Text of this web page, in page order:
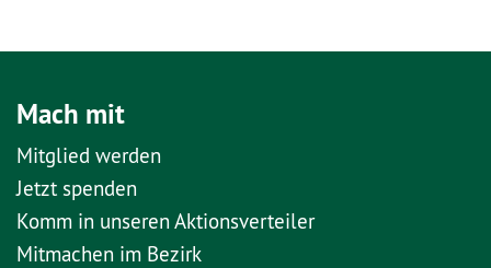
Mach mit
Mitglied werden
Jetzt spenden
Komm in unseren Aktionsverteiler
Mitmachen im Bezirk